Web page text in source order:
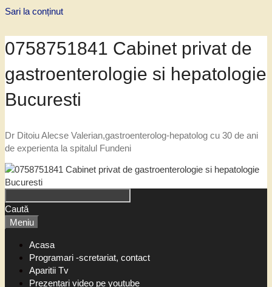
Sari la conținut
0758751841 Cabinet privat de
gastroenterologie si hepatologie
Bucuresti
Dr Ditoiu Alecse Valerian,gastroenterolog-hepatolog cu 30 de ani
de experienta la spitalul Fundeni
Caută
Meniu
Acasa
Programari -scretariat, contact
Aparitii Tv
Prezentari video pe youtube